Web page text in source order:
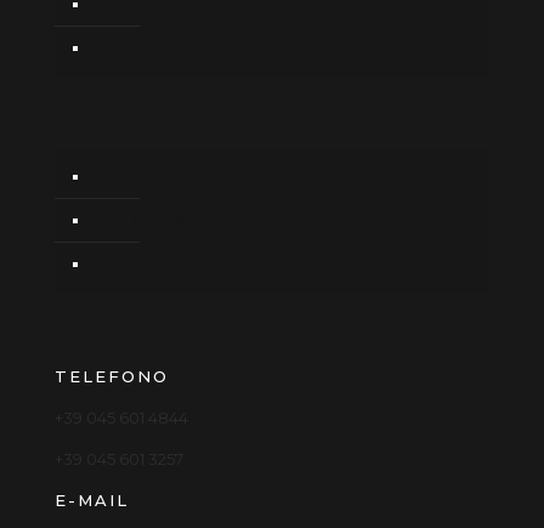
TELEFONO
E-MAIL